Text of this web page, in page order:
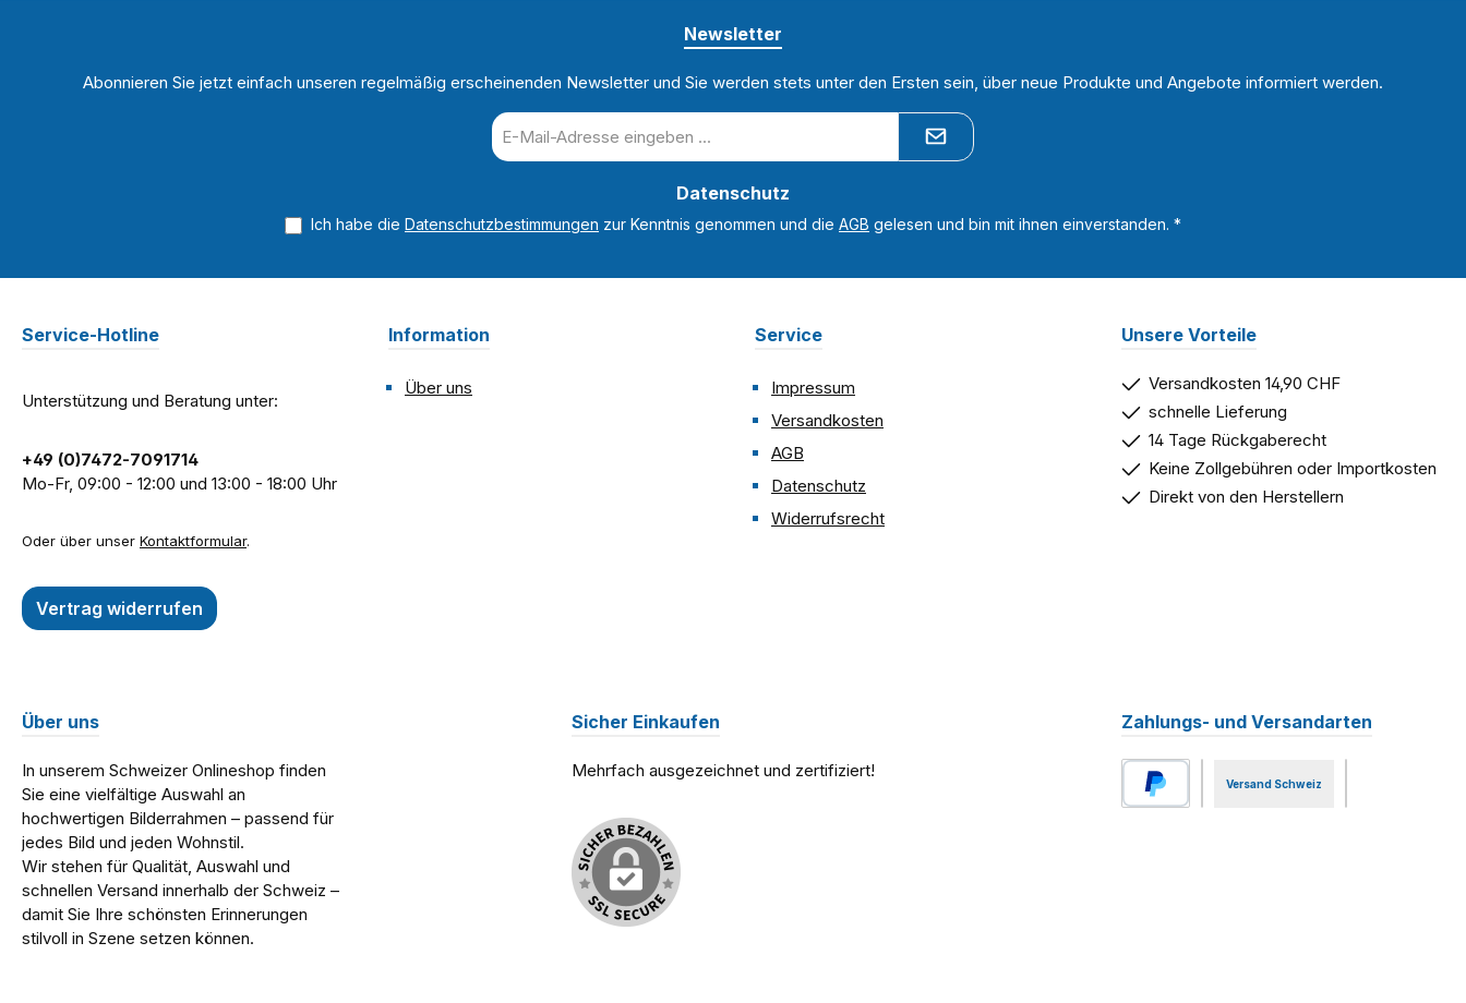
Newsletter
Abonnieren Sie jetzt einfach unseren regelmäßig erscheinenden Newsletter und Sie werden stets unter den Ersten sein, über neue Produkte und Angebote informiert werden.
E-
Mail-
Datenschutz
Ich habe die Datenschutzbestimmungen zur Kenntnis genommen und die AGB gelesen und bin mit ihnen einverstanden. *
Service-Hotline
Unterstützung und Beratung unter:
+49 (0)7472-7091714
Mo-Fr, 09:00 - 12:00 und 13:00 - 18:00 Uhr
Oder über unser Kontaktformular.
Vertrag widerrufen
Information
Über uns
Service
Impressum
Versandkosten
AGB
Datenschutz
Widerrufsrecht
Unsere Vorteile
Versandkosten 14,90 CHF
schnelle Lieferung
14 Tage Rückgaberecht
Keine Zollgebühren oder Importkosten
Direkt von den Herstellern
Über uns
In unserem Schweizer Onlineshop finden
Sie eine vielfältige Auswahl an
hochwertigen Bilderrahmen – passend für
jedes Bild und jeden Wohnstil.
Wir stehen für Qualität, Auswahl und
schnellen Versand innerhalb der Schweiz –
damit Sie Ihre schönsten Erinnerungen
stilvoll in Szene setzen können.
Sicher Einkaufen
Mehrfach ausgezeichnet und zertifiziert!
Zahlungs- und Versandarten
Versand Schweiz